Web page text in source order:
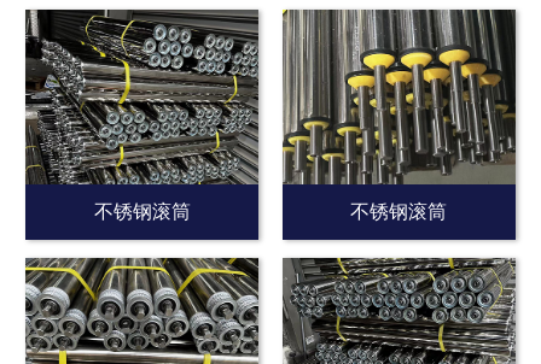
不锈钢滚筒 不锈钢滚筒